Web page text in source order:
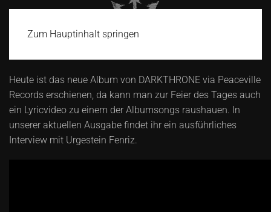
Zum Hauptinhalt springen
Heute ist das neue Album von DARKTHRONE via Peaceville
Records erschienen, da kann man zur Feier des Tages auch
ein Lyricvideo zu einem der Albumsongs raushauen. In
unserer aktuellen Ausgabe findet ihr ein ausführliches
Interview mit Urgestein Fenriz.